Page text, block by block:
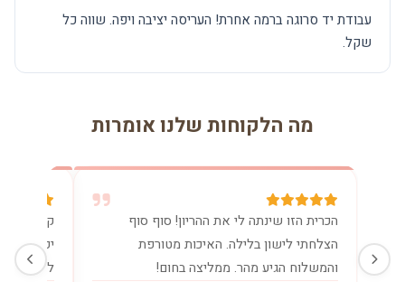
עבודת יד סרוגה ברמה אחרת! העריסה יציבה ויפה. שווה כל
שקל.
מה הלקוחות שלנו אומרות
הכרית הזו שינתה לי את ההריון! סוף סוף
הצלחתי לישון בלילה. האיכות מטורפת
והמשלוח הגיע מהר. ממליצה בחום!
קניתי
יכולה
להנקה.